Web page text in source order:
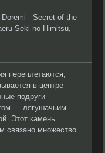
- Secret of the
Seki no Himitsu,
переплетаются,
в центре
подруги
— лягушачьим
Этот камень
связано множество